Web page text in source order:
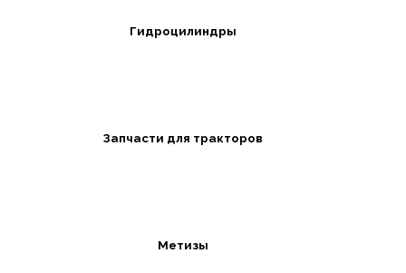
Гидроцилиндры
Запчасти для тракторов
Метизы